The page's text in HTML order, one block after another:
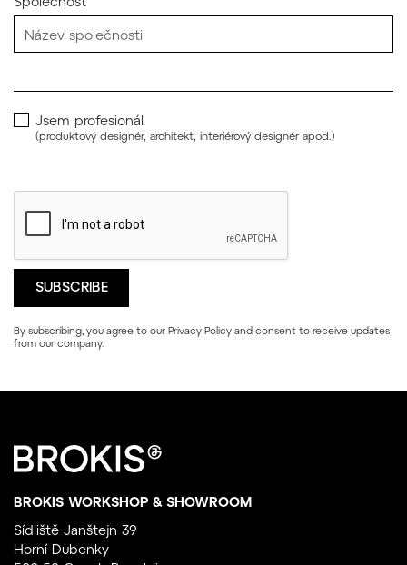
Jsem profesionál
(produktový designér, architekt, interiérový designér apod.)
By subscribing, you agree to our Privacy Policy and consent to receive updates
from our company.
BROKIS WORKSHOP & SHOWROOM
Sídliště Janštejn 39
Horní Dubenky